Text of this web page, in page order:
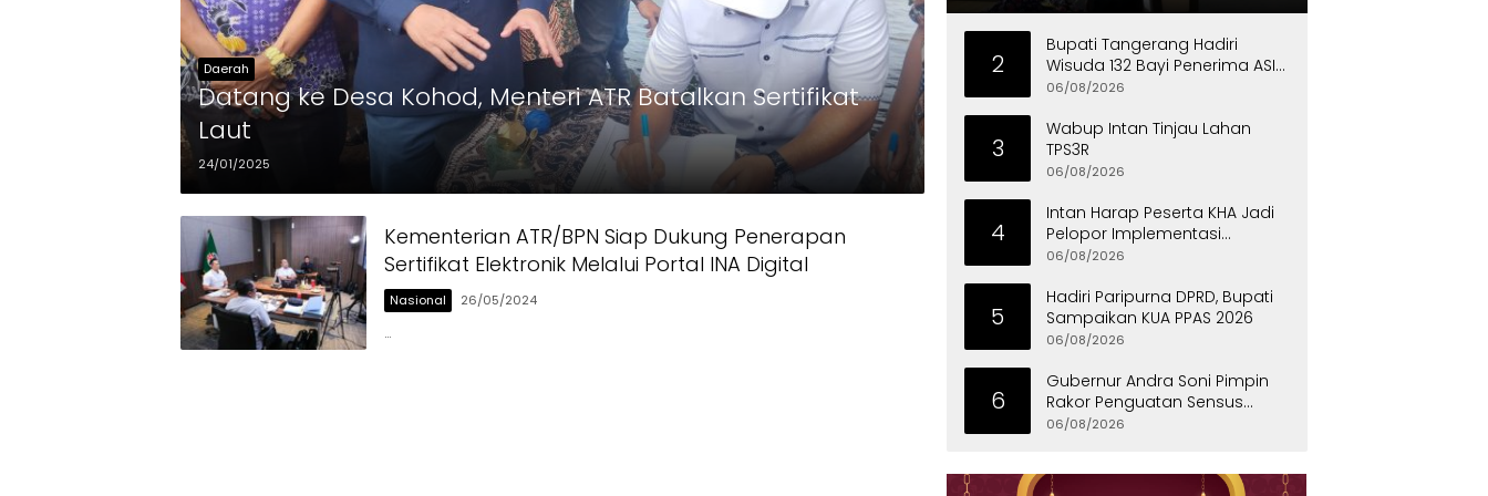
Daerah
Datang ke Desa Kohod, Menteri ATR Batalkan Sertifikat
Laut
24/01/2025
Kementerian ATR/BPN Siap Dukung Penerapan
Sertifikat Elektronik Melalui Portal INA Digital
Nasional 26/05/2024
…
2
Bupati Tangerang Hadiri
Wisuda 132 Bayi Penerima ASI
Eksklusif
06/08/2026
3
Wabup Intan Tinjau Lahan
TPS3R
06/08/2026
4
Intan Harap Peserta KHA Jadi
Pelopor Implementasi
Permainan Tradisional
06/08/2026
5
Hadiri Paripurna DPRD, Bupati
Sampaikan KUA PPAS 2026
06/08/2026
6
Gubernur Andra Soni Pimpin
Rakor Penguatan Sensus
Ekonomi 2026 Provinsi Banten
06/08/2026